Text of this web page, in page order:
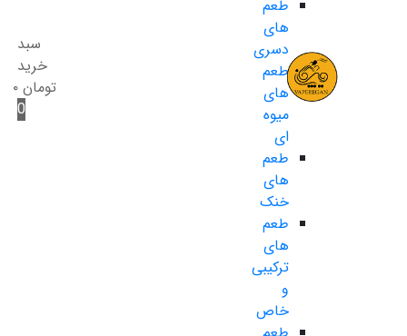
طعم
های
دسری
طعم
های
میوه
ای
طعم
های
خنک
طعم
های
ترکیبی
و
خاص
سبد
خرید
تومان ۰
0